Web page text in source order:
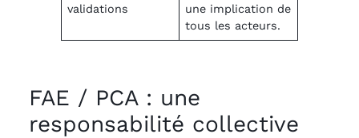
validations
une implication de
tous les acteurs.
FAE / PCA : une
responsabilité collective